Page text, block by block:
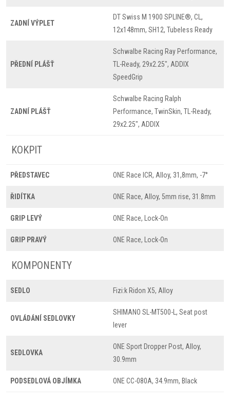
ZADNÍ VÝPLET
DT Swiss M 1900 SPLINE®, CL,
12x148mm, SH12, Tubeless Ready
PŘEDNÍ PLÁŠŤ
Schwalbe Racing Ray Performance,
TL-Ready, 29x2.25", ADDIX
SpeedGrip
ZADNÍ PLÁŠŤ
Schwalbe Racing Ralph
Performance, TwinSkin, TL-Ready,
29x2.25", ADDIX
KOKPIT
PŘEDSTAVEC ONE Race ICR, Alloy, 31,8mm, -7°
ŘIDÍTKA ONE Race, Alloy, 5mm rise, 31.8mm
GRIP LEVÝ ONE Race, Lock-On
GRIP PRAVÝ ONE Race, Lock-On
KOMPONENTY
SEDLO Fizi:k Ridon X5, Alloy
OVLÁDÁNÍ SEDLOVKY
SHIMANO SL-MT500-L, Seat post
lever
SEDLOVKA
ONE Sport Dropper Post, Alloy,
30.9mm
PODSEDLOVÁ OBJÍMKA ONE CC-080A, 34.9mm, Black